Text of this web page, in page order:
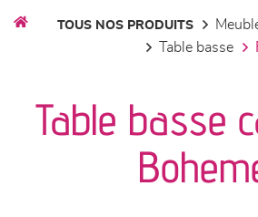
séjours
meubles de complément
TOUS NOS PRODUITS
table basse
Table basse